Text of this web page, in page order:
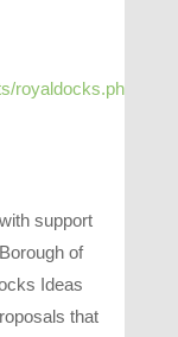
royaldocks.ph
support
of
Ideas
that